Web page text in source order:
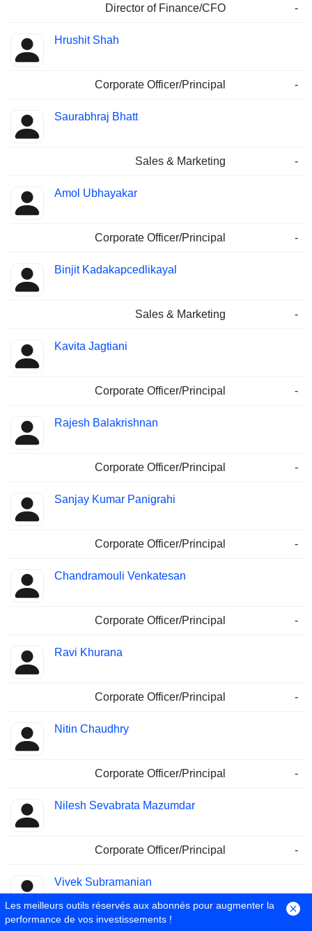
Director of Finance/CFO -
Hrushit Shah
Corporate Officer/Principal -
Saurabhraj Bhatt
Sales & Marketing -
Amol Ubhayakar
Corporate Officer/Principal -
Binjit Kadakapcedlikayal
Sales & Marketing -
Kavita Jagtiani
Corporate Officer/Principal -
Rajesh Balakrishnan
Corporate Officer/Principal -
Sanjay Kumar Panigrahi
Corporate Officer/Principal -
Chandramouli Venkatesan
Corporate Officer/Principal -
Ravi Khurana
Corporate Officer/Principal -
Nitin Chaudhry
Corporate Officer/Principal -
Nilesh Sevabrata Mazumdar
Corporate Officer/Principal -
Vivek Subramanian
Corporate Officer/Principal
Les meilleurs outils réservés aux abonnés pour augmenter la
performance de vos investissements !